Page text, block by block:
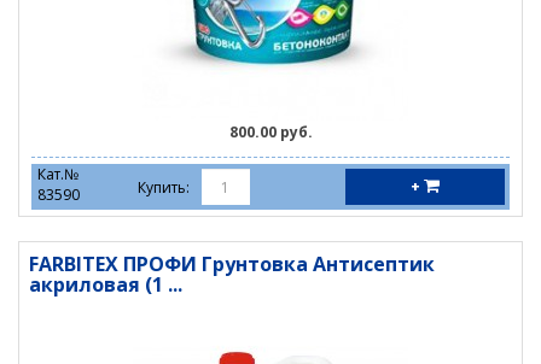
800.00 руб.
Кат.№
83590
Купить: +
FARBITEX ПРОФИ Грунтовка Антисептик
акриловая (1 ...